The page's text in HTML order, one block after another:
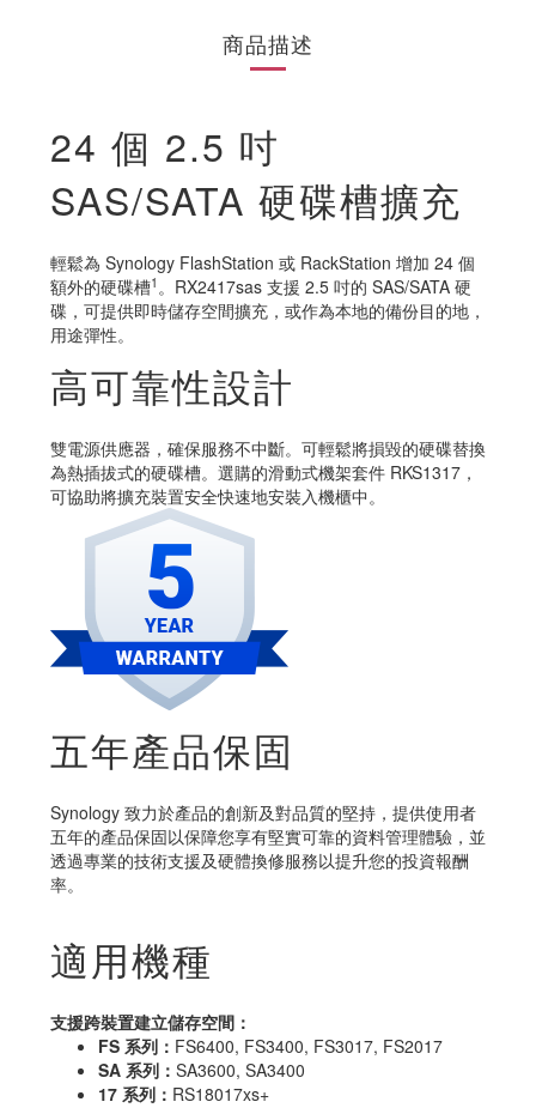
商品描述
24 個 2.5 吋
SAS/SATA 硬碟槽擴充
輕鬆為 Synology FlashStation 或 RackStation 增加 24 個
額外的硬碟槽1 。RX2417sas 支援 2.5 吋的 SAS/SATA 硬
碟，可提供即時儲存空間擴充，或作為本地的備份目的地，
用途彈性。
高可靠性設計
雙電源供應器，確保服務不中斷。可輕鬆將損毀的硬碟替換
為熱插拔式的硬碟槽。選購的滑動式機架套件 RKS1317，
可協助將擴充裝置安全快速地安裝入機櫃中。
五年產品保固
Synology 致力於產品的創新及對品質的堅持，提供使用者
五年的產品保固以保障您享有堅實可靠的資料管理體驗，並
透過專業的技術支援及硬體換修服務以提升您的投資報酬
率。
適用機種
支援跨裝置建立儲存空間：
FS 系列： FS6400, FS3400, FS3017, FS2017
SA 系列： SA3600, SA3400
17 系列： RS18017xs+